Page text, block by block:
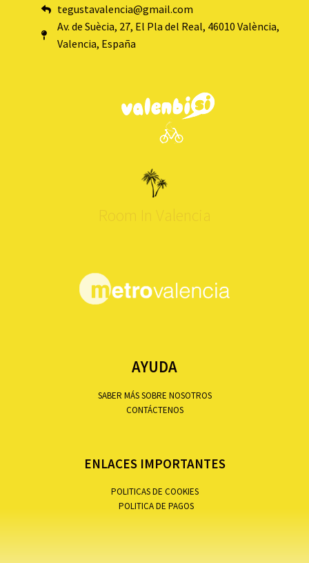
tegustavalencia@gmail.com
Av. de Suècia, 27, El Pla del Real, 46010 València,
Valencia, España
Room In Valencia
AYUDA
SABER MÁS SOBRE NOSOTROS
CONTÁCTENOS
ENLACES IMPORTANTES
POLITICAS DE COOKIES
POLITICA DE PAGOS